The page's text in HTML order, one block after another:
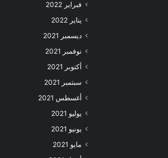
فبراير 2022
يناير 2022
ديسمبر 2021
نوفمبر 2021
أكتوبر 2021
سبتمبر 2021
أغسطس 2021
يوليو 2021
يونيو 2021
مايو 2021